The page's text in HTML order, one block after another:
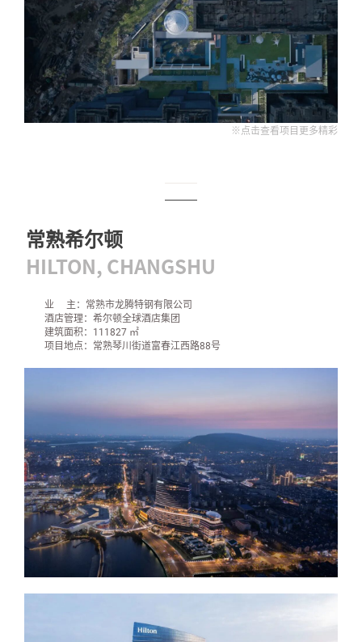
※点击查看项目更多精彩
常熟希尔顿
HILTON, CHANGSHU
业 主：常熟市龙腾特钢有限公司
酒店管理：希尔顿全球酒店集团
建筑面积：111827 ㎡
项目地点：常熟琴川街道富春江西路88号